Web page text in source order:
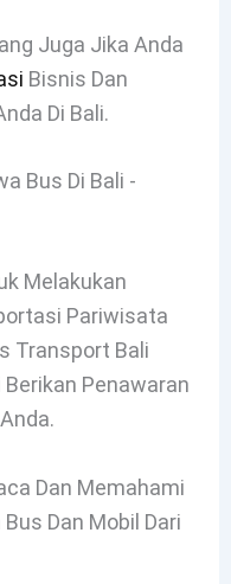
Juga Jika Anda
Bisnis Dan
Di Bali.
Bus Di Bali -
Melakukan
Pariwisata
Transport Bali
Penawaran
Dan Memahami
Dan Mobil Dari